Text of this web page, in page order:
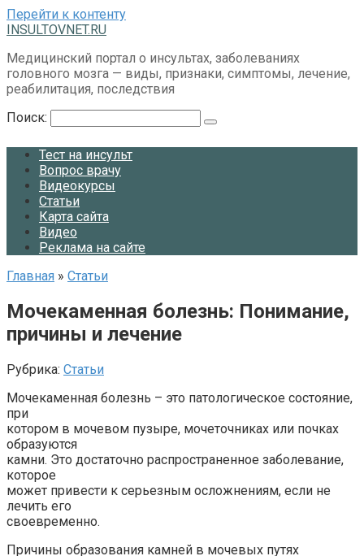
Перейти к контенту
INSULTOVNET.RU
Медицинский портал о инсультах, заболеваниях
головного мозга — виды, признаки, симптомы, лечение,
реабилитация, последствия
Поиск:
Тест на инсульт
Вопрос врачу
Видеокурсы
Статьи
Карта сайта
Видео
Реклама на сайте
Главная » Статьи
Мочекаменная болезнь: Понимание,
причины и лечение
Рубрика: Статьи
Мочекаменная болезнь – это патологическое состояние,
при
котором в мочевом пузыре, мочеточниках или почках
образуются
камни. Это достаточно распространенное заболевание,
которое
может привести к серьезным осложнениям, если не
лечить его
своевременно.
Причины образования камней в мочевых путях